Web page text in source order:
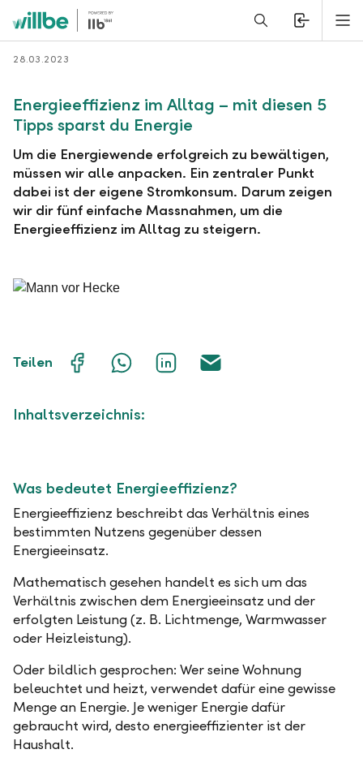
Alerts.Headline
28.03.2023
Energieeffizienz im Alltag – mit diesen 5
Tipps sparst du Energie
Um die Energiewende erfolgreich zu bewältigen,
müssen wir alle anpacken. Ein zentraler Punkt
dabei ist der eigene Stromkonsum. Darum zeigen
wir dir fünf einfache Massnahmen, um die
Energieeffizienz im Alltag zu steigern.
Teilen
Facebook WhatsAppLinkedIn
Inhaltsverzeichnis:
Was bedeutet Energieeffizienz?
Energieeffizienz beschreibt das Verhältnis eines
bestimmten Nutzens gegenüber dessen
Energieeinsatz.
Mathematisch gesehen handelt es sich um das
Verhältnis zwischen dem Energieeinsatz und der
erfolgten Leistung (z. B. Lichtmenge, Warmwasser
oder Heizleistung).
Oder bildlich gesprochen: Wer seine Wohnung
beleuchtet und heizt, verwendet dafür eine gewisse
Menge an Energie. Je weniger Energie dafür
gebraucht wird, desto energieeffizienter ist der
Haushalt.